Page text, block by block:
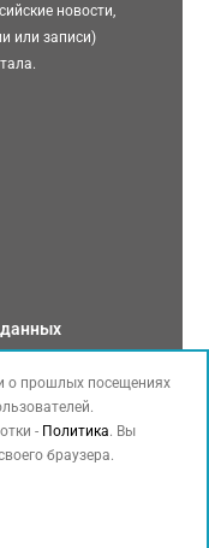
новости,
или записи)
о прошлых посещениях
- Политика. Вы
браузера.